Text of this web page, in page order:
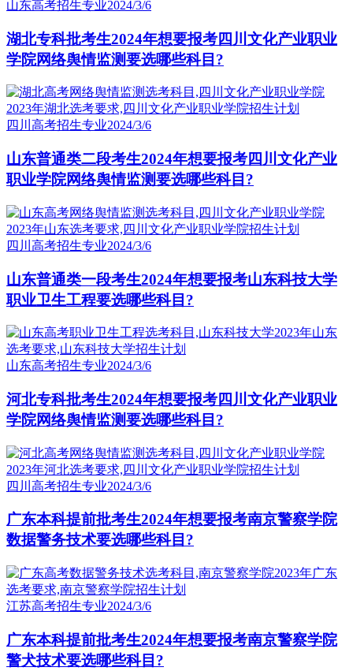
山东高考招生专业2024/3/6
湖北专科批考生2024年想要报考四川文化产业职业
学院网络舆情监测要选哪些科目?
四川高考招生专业2024/3/6
山东普通类二段考生2024年想要报考四川文化产业
职业学院网络舆情监测要选哪些科目?
四川高考招生专业2024/3/6
山东普通类一段考生2024年想要报考山东科技大学
职业卫生工程要选哪些科目?
山东高考招生专业2024/3/6
河北专科批考生2024年想要报考四川文化产业职业
学院网络舆情监测要选哪些科目?
四川高考招生专业2024/3/6
广东本科提前批考生2024年想要报考南京警察学院
数据警务技术要选哪些科目?
江苏高考招生专业2024/3/6
广东本科提前批考生2024年想要报考南京警察学院
警犬技术要选哪些科目?